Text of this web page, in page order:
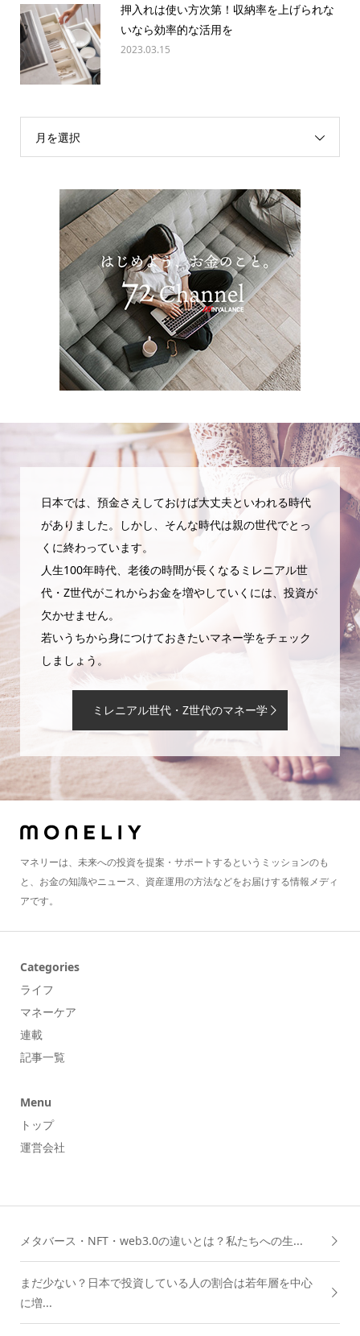
押入れは使い方次第！収納率を上げられな
いなら効率的な活用を
2023.03.15
月を選択
日本では、預金さえしておけば大丈夫といわれる時代
がありました。しかし、そんな時代は親の世代でとっ
くに終わっています。
人生100年時代、老後の時間が長くなるミレニアル世
代・Z世代がこれからお金を増やしていくには、投資が
欠かせません。
若いうちから身につけておきたいマネー学をチェック
しましょう。
ミレニアル世代・Z世代のマネー学
マネリーは、未来への投資を提案・サポートするというミッションのも
と、お金の知識やニュース、資産運用の方法などをお届けする情報メディ
アです。
Categories
ライフ
マネーケア
連載
記事一覧
Menu
トップ
運営会社
メタバース・NFT・web3.0の違いとは？私たちへの生...
まだ少ない？日本で投資している人の割合は若年層を中心
に増...